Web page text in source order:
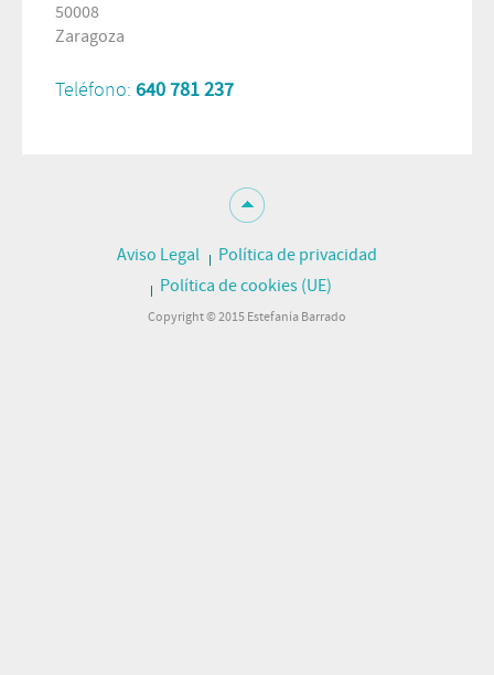
50008
Zaragoza
Teléfono: 640 781 237
Aviso Legal
Política de privacidad
Política de cookies (UE)
Copyright © 2015 Estefanía Barrado